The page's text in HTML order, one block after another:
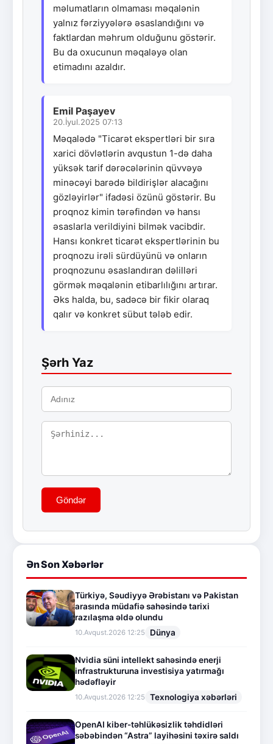
məlumatların olmaması məqalənin
yalnız fərziyyələrə əsaslandığını və
faktlardan məhrum olduğunu göstərir.
Bu da oxucunun məqaləyə olan
etimadını azaldır.
Emil Paşayev
20.İyul.2025 07:13
Məqalədə "Ticarət ekspertləri bir sıra
xarici dövlətlərin avqustun 1-də daha
yüksək tarif dərəcələrinin qüvvəyə
minəcəyi barədə bildirişlər alacağını
gözləyirlər" ifadəsi özünü göstərir. Bu
proqnoz kimin tərəfindən və hansı
əsaslarla verildiyini bilmək vacibdir.
Hansı konkret ticarət ekspertlərinin bu
proqnozu irəli sürdüyünü və onların
proqnozunu əsaslandıran dəlilləri
görmək məqalənin etibarlılığını artırar.
Əks halda, bu, sadəcə bir fikir olaraq
qalır və konkret sübut tələb edir.
Şərh Yaz
Göndər
Ən Son Xəbərlər
Türkiyə, Səudiyyə Ərəbistanı və Pakistan
arasında müdafiə sahəsində tarixi
razılaşma əldə olundu
10.Avqust.2026 12:25 Dünya
Nvidia süni intellekt sahəsində enerji
infrastrukturuna investisiya yatırmağı
hədəfləyir
10.Avqust.2026 12:25 Texnologiya xəbərləri
OpenAI kiber-təhlükəsizlik təhdidləri
səbəbindən “Astra” layihəsini təxirə saldı